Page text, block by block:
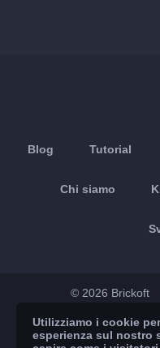
Blog Tutorial
Chi siamo
© 2026 Brickoft
App Store
Utilizziamo i cookie
esperienza sul nostro